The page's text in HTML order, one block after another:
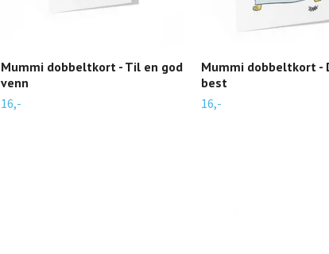
Mummi dobbeltkort - Til en god
venn
16,-
Mummi dobbeltkort -
best
16,-